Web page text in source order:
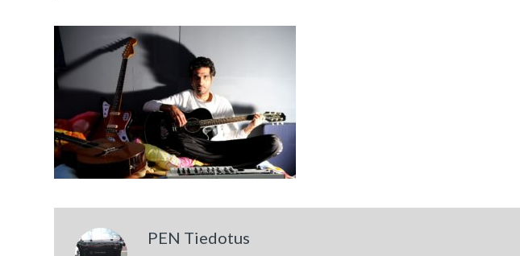
PEN Tiedotus